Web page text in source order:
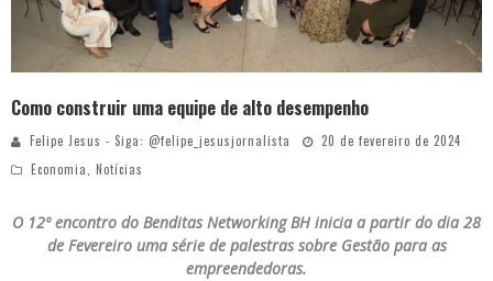
Como construir uma equipe de alto desempenho
Felipe Jesus - Siga: @felipe_jesusjornalista
20 de fevereiro de 2024
Economia, Notícias
O 12º encontro do Benditas Networking BH inicia a partir do dia 28
de Fevereiro uma série de palestras sobre Gestão para as
empreendedoras.